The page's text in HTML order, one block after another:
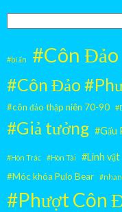
#bí ẩn #Côn Đảo
#Côn Đảo
#côn đảo thập niên 70-90
#Giả tưởng #Gấu
#Hòn Trác #Hòn Tài #Linh vật
#Móc khóa Pulo Bear
#Phượt Côn